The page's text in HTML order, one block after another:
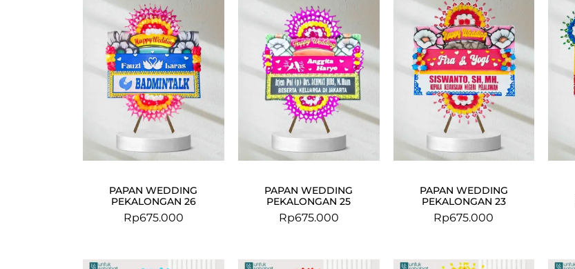
PAPAN WEDDING
PEKALONGAN 26
Rp675.000
PAPAN WEDDING
PEKALONGAN 25
Rp675.000
PAPAN WEDDING
PEKALONGAN 23
Rp675.000
Original
Current